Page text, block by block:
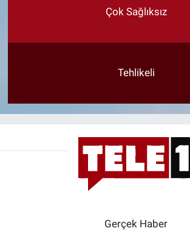
Çok Sağlıksız
Tehlikeli
Gerçek Haber